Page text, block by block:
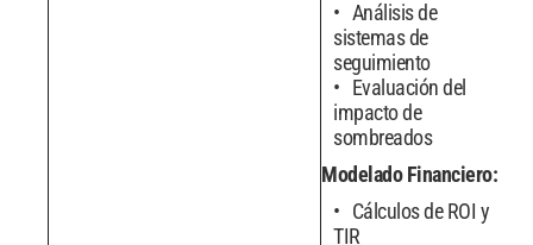
Análisis de
sistemas de
seguimiento
Evaluación del
impacto de
sombreados
Modelado Financiero:
Cálculos de ROI y
TIR